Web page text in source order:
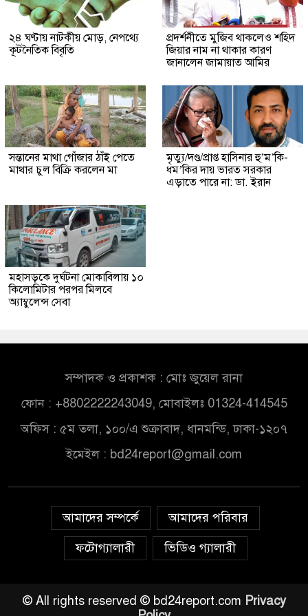
২৪ ঘণ্টায় নাটকীয় মোড়, নেপথ্যে
কূটনৈতিক বিবৃতি
প্রদর্শনীতে মুজিব থাকলেও শহিদ
জিয়ার নাম না থাকার কারণ
জানালেন জামায়াত আমির
সন্তানের মাথা গোঁজার ঠাঁই পেতে
মাথার চুল বিক্রি করলেন মা
মৃত্যু/দণ্ড/প্রাপ্ত হাসিনার হু’ম’কি-
ধম’কির দায় ভারত সরকার
এড়াতে পারে না: ডা. ইরান
মহাসড়কে দুর্ঘটনা মোকাবিলায় ১০
কিলোমিটার পরপর মিলবে
অ্যাম্বুলেন্স সেবা
সম্পাদক ও প্রকাশক : মোঃ জুয়েল রানা
ফোন : +8802222243049, মোবাইলঃ 01324-414545
অফিস : ৫ম তলা, ১০০/এ শুক্রাবাদ, ধানমন্ডি, ঢাকা-১২০৭
ইমেইল : bd24report@gmail.com
আমাদের সম্পর্কে
আমাদের পরিবার
ফটোগ্যালারী
ভিডিও গ্যালারী
© All rights reserved © bd24report.com Privacy